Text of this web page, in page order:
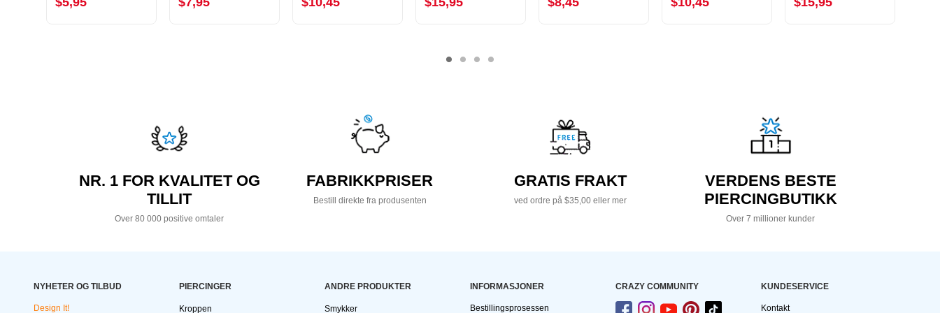
NR. 1 FOR KVALITET OG
TILLIT
Over 80 000 positive omtaler
FABRIKKPRISER
Bestill direkte fra produsenten
GRATIS FRAKT
ved ordre på $35,00 eller mer
VERDENS BESTE
PIERCINGBUTIKK
Over 7 millioner kunder
NYHETER OG TILBUD
Design It!
PIERCINGER
Kroppen
ANDRE PRODUKTER
Smykker
INFORMASJONER
Bestillingsprosessen
CRAZY COMMUNITY KUNDESERVICE
Kontakt